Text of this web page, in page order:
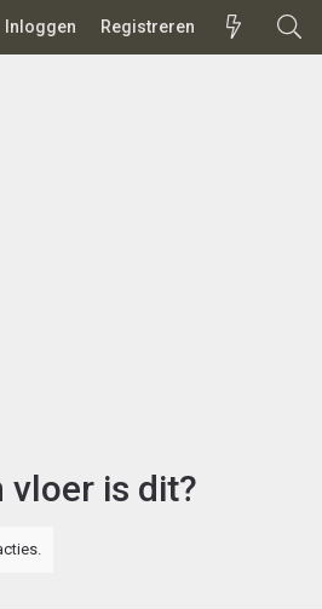
Inloggen Registreren
vloer is dit?